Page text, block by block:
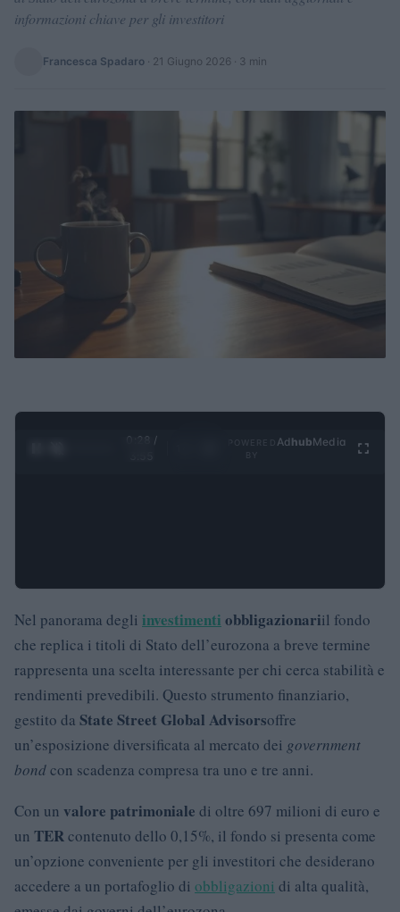
informazioni chiave per gli investitori
Francesca Spadaro · 21 Giugno 2026 · 3 min
0:29 /
Ad hubMedia
Nel panorama degli investimenti obbligazionariil fondo
che replica i titoli di Stato dell’eurozona a breve termine
rappresenta una scelta interessante per chi cerca stabilità e
rendimenti prevedibili. Questo strumento finanziario,
gestito da State Street Global Advisorsoffre
un’esposizione diversificata al mercato dei government
bondcon scadenza compresa tra uno e tre anni.
Con un valore patrimoniale di oltre 697 milioni di euro e
un TERcontenuto dello 0,15%, il fondo si presenta come
un’opzione conveniente per gli investitori che desiderano
accedere a un portafoglio di obbligazioni di alta qualità,